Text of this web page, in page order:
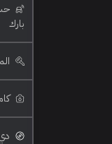
بارك